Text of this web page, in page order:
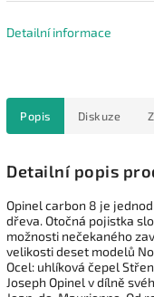
Detailní informace
Popis Diskuze
Detailní popis
Opinel carbon 8 je
dřeva. Otočná pojistka
možnosti nečekaného
velikosti deset modelů
Ocel: uhlíková čepel
Joseph Opinel v dílně